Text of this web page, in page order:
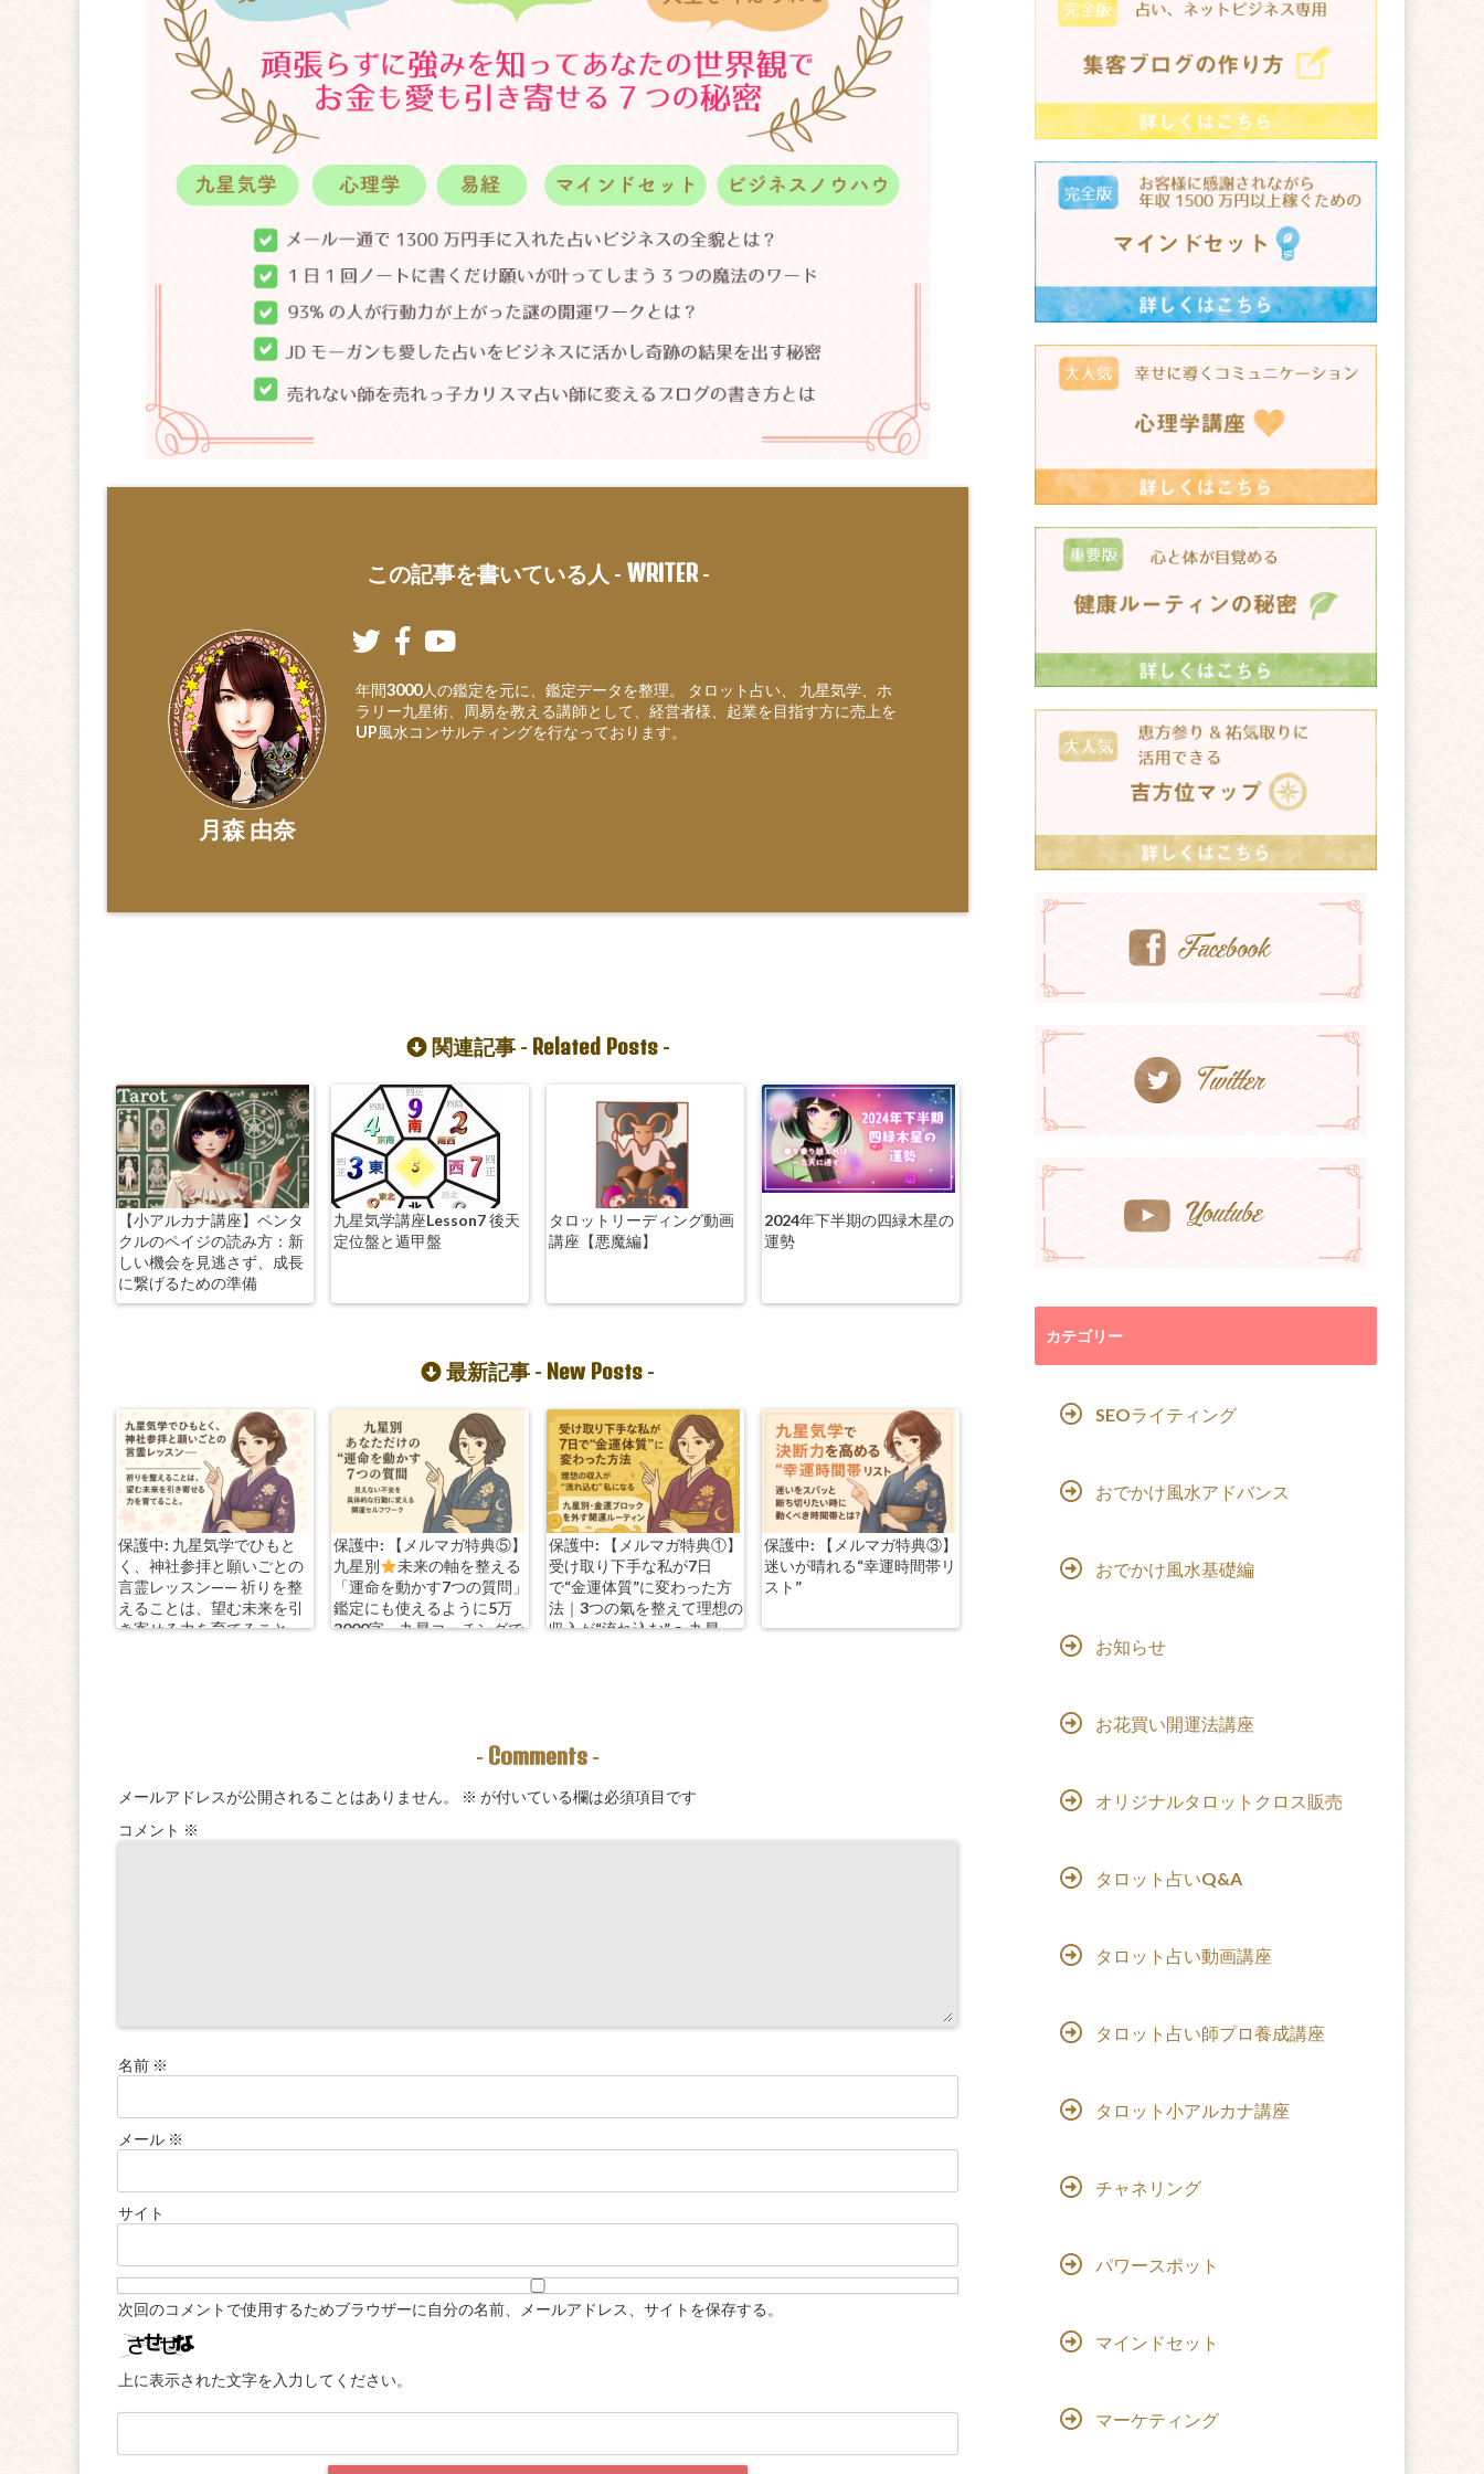
この記事を書いている人 - WRITER-
月森 由奈
年間3000人の鑑定を元に、鑑定データを整理。 タロット占い、 九星気学、ホ
ラリー九星術、周易を教える講師として、経営者様、起業を目指す方に売上を
UP風水コンサルティングを行なっております。
関連記事 - Related Posts-
【小アルカナ講座】ペンタ
クルのペイジの読み方：新
しい機会を見逃さず、成長
に繋げるための準備
九星気学講座Lesson7 後天
定位盤と遁甲盤
タロットリーディング動画
講座【悪魔編】
2024年下半期の四緑木星の
運勢
最新記事 - New Posts -
保護中: 九星気学でひもと
く、神社参拝と願いごとの
言霊レッスン—— 祈りを整
えることは、望む未来を引
き寄せる力を育てること。
保護中: 【メルマガ特典⑤】
九星別
未来の軸を整える
「運命を動かす7つの質問」
鑑定にも使えるように5万
3000字。九星コーチングで
保護中: 【メルマガ特典①】
受け取り下手な私が7日
で“金運体質”に変わった方
法｜3つの氣を整えて理想の
収入が“流れ込む” 〜九星
保護中: 【メルマガ特典③】
迷いが晴れる“幸運時間帯リ
スト”
- Comments -
メールアドレスが公開されることはありません。 ※ が付いている欄は必須項目です
コメント ※
名前 ※
メール ※
サイト
次回のコメントで使用するためブラウザーに自分の名前、メールアドレス、サイトを保存する。
上に表示された文字を入力してください。
カテゴリー
SEOライティング
おでかけ風水アドバンス
おでかけ風水基礎編
お知らせ
お花買い開運法講座
オリジナルタロットクロス販売
タロット占いQ&A
タロット占い動画講座
タロット占い師プロ養成講座
タロット小アルカナ講座
チャネリング
パワースポット
マインドセット
マーケティング